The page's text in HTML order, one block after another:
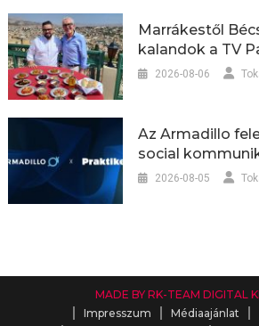
Marrákestől
kalandok a TV
2026-08-06
Az Armadillo
social
2026-08-05
MADE BY RK-TEAM DIGITAL
Impresszum
Médiaajánlat